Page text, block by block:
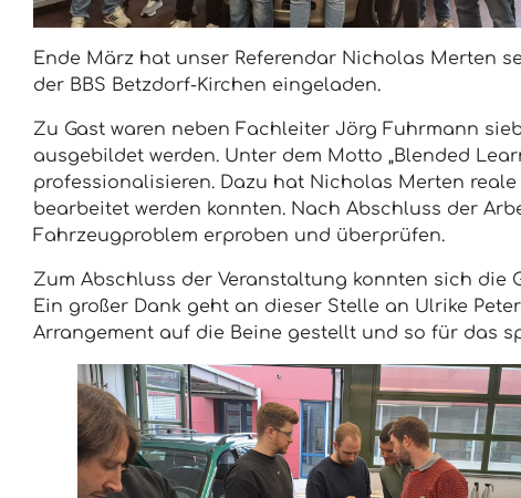
Ende März hat unser Referendar Nicholas Merten
der BBS Betzdorf-Kirchen eingeladen.
Zu Gast waren neben Fachleiter Jörg Fuhrmann
ausgebildet werden. Unter dem Motto „Blended
professionalisieren. Dazu hat Nicholas Merten
bearbeitet werden konnten. Nach Abschluss der
Fahrzeugproblem erproben und überprüfen.
Zum Abschluss der Veranstaltung konnten sich die
Ein großer Dank geht an dieser Stelle an Ulrike
Arrangement auf die Beine gestellt und so für das